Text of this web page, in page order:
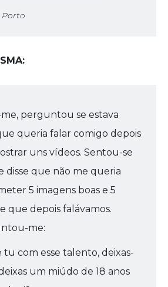
Porto
perguntou se estava
queria falar comigo depois
uns vídeos. Sentou-se
disse que não me queria
5 imagens boas e 5
que depois falávamos.
me:
tu com esse talento, deixas-
um miúdo de 18 anos